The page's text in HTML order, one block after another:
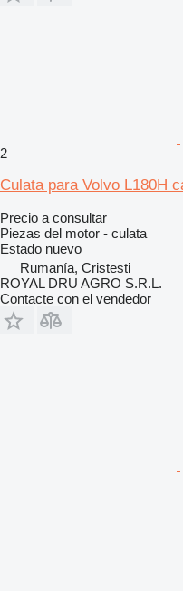
2
Culata para Volvo L180H
Precio a consultar
Piezas del motor - culata
Estado nuevo
Rumanía, Cristesti
ROYAL DRU AGRO S.R.L.
Contacte con el vendedor